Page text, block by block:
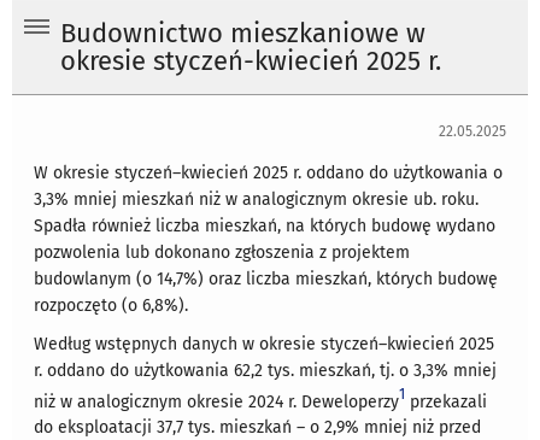
Budownictwo mieszkaniowe w
okresie styczeń-kwiecień 2025 r.
22.05.2025
W okresie styczeń–kwiecień 2025 r. oddano do użytkowania o
3,3% mniej mieszkań niż w analogicznym okresie ub. roku.
Spadła również liczba mieszkań, na których budowę wydano
pozwolenia lub dokonano zgłoszenia z projektem
budowlanym (o 14,7%) oraz liczba mieszkań, których budowę
rozpoczęto (o 6,8%).
Według wstępnych danych w okresie styczeń–kwiecień 2025
r. oddano do użytkowania 62,2 tys. mieszkań, tj. o 3,3% mniej
niż w analogicznym okresie 2024 r. Deweloperzy1 przekazali
do eksploatacji 37,7 tys. mieszkań – o 2,9% mniej niż przed